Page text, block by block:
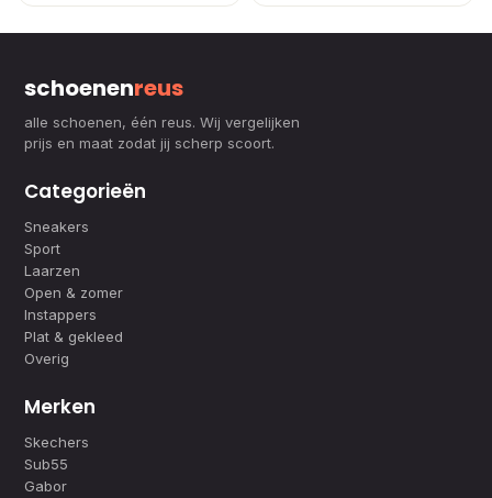
schoenenreus
alle schoenen, één reus. Wij vergelijken
prijs en maat zodat jij scherp scoort.
Categorieën
Sneakers
Sport
Laarzen
Open & zomer
Instappers
Plat & gekleed
Overig
Merken
Skechers
Sub55
Gabor